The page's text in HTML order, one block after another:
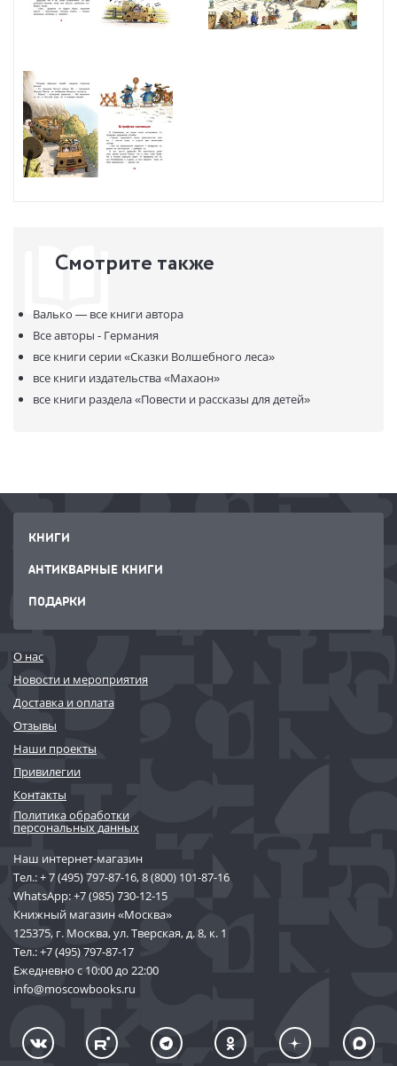
Смотрите также
Валько — все книги автора
Все авторы - Германия
все книги серии«Сказки Волшебного леса»
все книги издательства«Махаон»
все книги раздела«Повести и рассказы для детей»
КНИГИ
АНТИКВАРНЫЕ КНИГИ
ПОДАРКИ
О нас
Новости и мероприятия
Доставка и оплата
Отзывы
Наши проекты
Привилегии
Контакты
Политика обработки
персональных данных
Наш интернет-магазин
Тел.:+ 7 (495) 797-87-16,8 (800) 101-87-16
WhatsApp:+7 (985) 730-12-15
Книжный магазин «Москва»
125375, г. Москва, ул. Тверская, д. 8, к. 1
Тел.:+7 (495) 797-87-17
Ежедневно с 10:00 до 22:00
info@moscowbooks.ru